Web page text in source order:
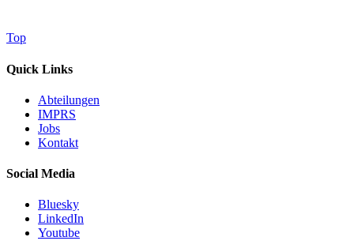
Top
Quick Links
Abteilungen
IMPRS
Jobs
Kontakt
Social Media
Bluesky
LinkedIn
Youtube